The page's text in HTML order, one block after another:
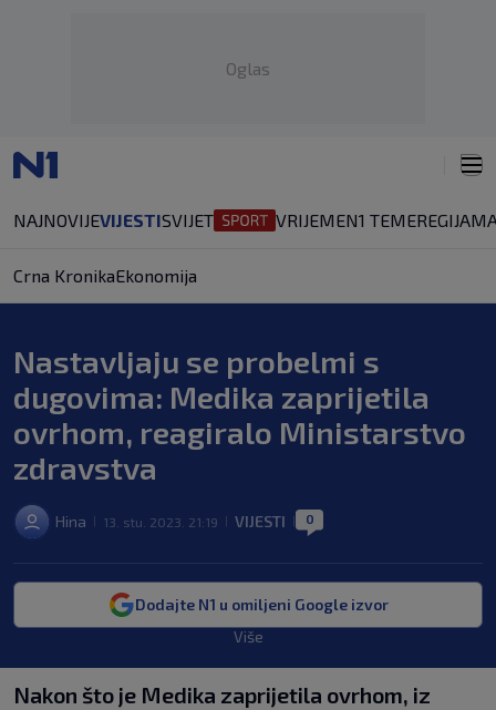
Oglas
NAJNOVIJEVIJESTISVIJET VRIJEMEN1 TEMEREGIJA
Crna KronikaEkonomija
Nastavljaju se probelmi s
dugovima: Medika zaprijetila
ovrhom, reagiralo Ministarstvo
zdravstva
Hina 13. stu. 2023. 21:19 VIJESTI 0
Dodajte N1 u omiljeni Google izvor
Više
Nakon što je Medika zaprijetila ovrhom, iz